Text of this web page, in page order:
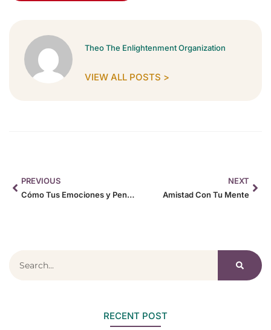
Theo The Enlightenment Organization
VIEW ALL POSTS >
PREVIOUS
Cómo Tus Emociones y Pensamientos Determinan Tu Salud
NEXT
Amistad Con Tu Mente
RECENT POST